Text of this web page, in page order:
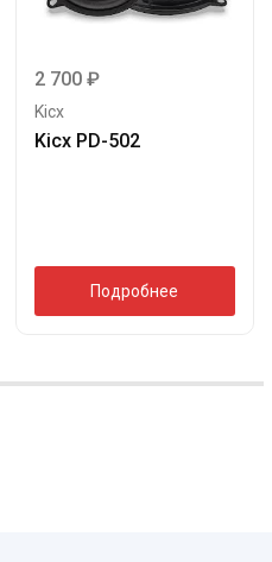
2 700 ₽
Kicx
Kicx PD-502
Подробнее